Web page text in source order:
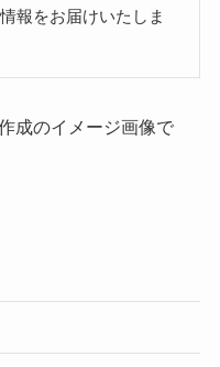
報をお届けいたしま
成のイメージ画像で